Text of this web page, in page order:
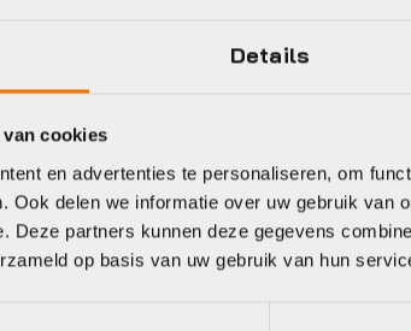
Details
cookies
en advertenties te personaliseren, om
Ook delen we informatie over uw gebruik van
Deze partners kunnen deze gegevens
op basis van uw gebruik van hun
Schwalbe